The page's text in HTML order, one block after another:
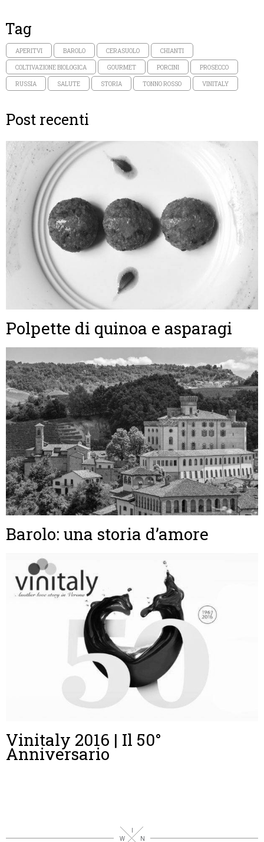
Tag
APERITVI BAROLO CERASUOLO CHIANTI
COLTIVAZIONE BIOLOGICA GOURMET PORCINI PROSECCO
RUSSIA SALUTE STORIA TONNO ROSSO VINITALY
Post recenti
Polpette di quinoa e asparagi
Barolo: una storia d’amore
Vinitaly 2016 | Il 50°
Anniversario